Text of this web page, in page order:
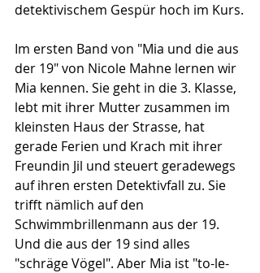
detektivischem Gespür hoch im Kurs.
Im ersten Band von "Mia und die aus
der 19" von Nicole Mahne lernen wir
Mia kennen. Sie geht in die 3. Klasse,
lebt mit ihrer Mutter zusammen im
kleinsten Haus der Strasse, hat
gerade Ferien und Krach mit ihrer
Freundin Jil und steuert geradewegs
auf ihren ersten Detektivfall zu. Sie
trifft nämlich auf den
Schwimmbrillenmann aus der 19.
Und die aus der 19 sind alles
"schräge Vögel". Aber Mia ist "to-le-